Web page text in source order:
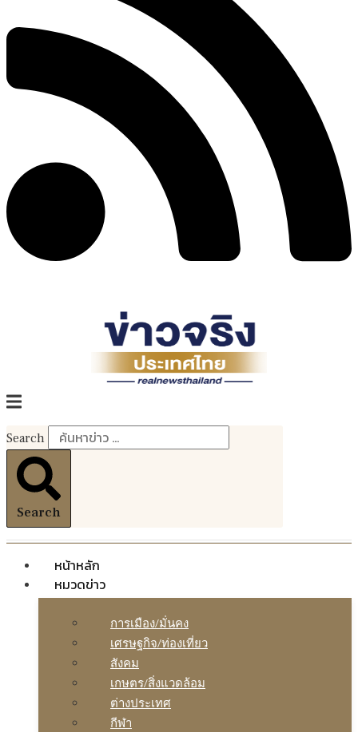
Search
Search
หน้าหลัก
หมวดข่าว
การเมือง/มั่นคง
เศรษฐกิจ/ท่องเที่ยว
สังคม
เกษตร/สิ่งแวดล้อม
ต่างประเทศ
กีฬา